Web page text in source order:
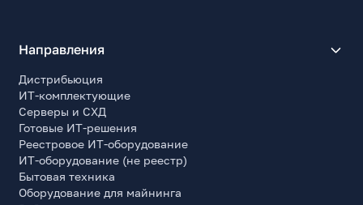
Направления
Дистрибьюция
ИТ-комплектующие
Серверы и СХД
Готовые ИТ-решения
Реестровое ИТ-оборудование
ИТ-оборудование (не реестр)
Бытовая техника
Оборудование для майнинга